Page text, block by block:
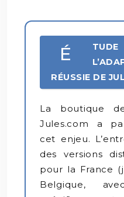
É
RÉUSSIE DE
La boutique
Jules.com a
cet enjeu.
des versions
pour la France
Belgique,